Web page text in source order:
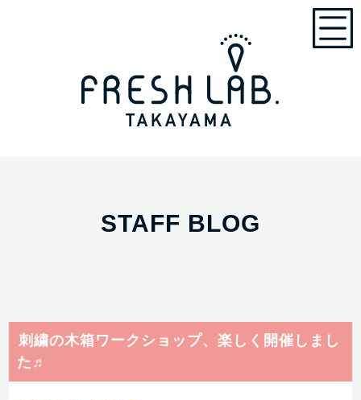
STAFF BLOG
刺繍の木箱ワークショップ、楽しく開催しまし
た♬